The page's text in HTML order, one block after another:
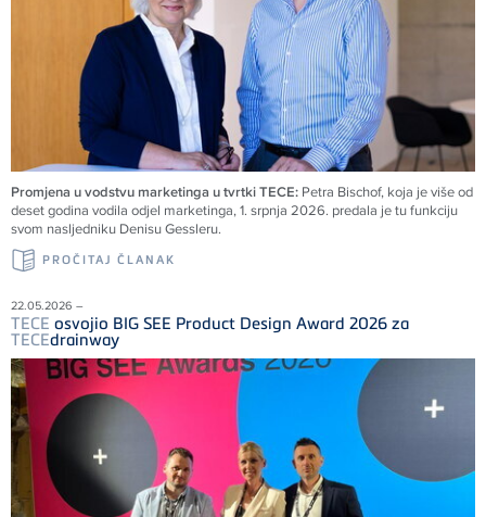
Promjena u vodstvu marketinga u tvrtki TECE: Petra Bischof, koja je više od
deset godina vodila odjel marketinga, 1. srpnja 2026. predala je tu funkciju
svom nasljedniku Denisu Gessleru.
PROČITAJ ČLANAK
22.05.2026 –
TECE osvojio BIG SEE Product Design Award 2026 za
TECEdrainway